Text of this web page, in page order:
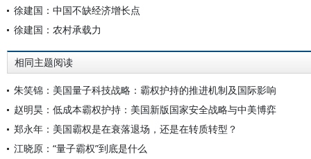
徐建国：中国不缺经济增长点
徐建国：农村承载力
相同主题阅读
朱笑锦：美国量子科技战略：霸权护持的推进机制及国际影响
赵明昊：低成本霸权护持：美国新版国家安全战略与中美博弈
郑永年：美国霸权是在衰落退场，还是在转质转型？
江晓原：“量子霸权”到底是什么